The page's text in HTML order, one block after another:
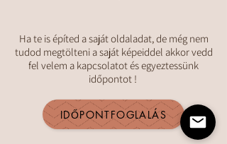
Ha te is építed a saját oldaladat, de még nem
tudod megtölteni a saját képeiddel akkor vedd
fel velem a kapcsolatot és egyeztessünk
időpontot !
IDŐPONTFOGLALÁS